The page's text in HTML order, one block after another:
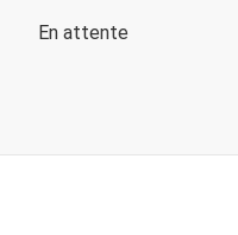
En attente